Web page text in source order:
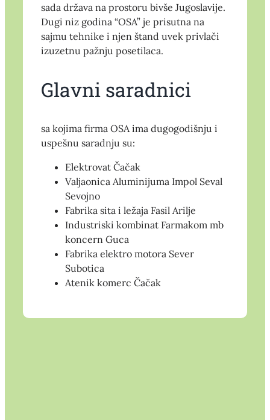
sada država na prostoru bivše Jugoslavije.
Dugi niz godina “OSA” je prisutna na
sajmu tehnike i njen štand uvek privlači
izuzetnu pažnju posetilaca.
Glavni saradnici
sa kojima firma OSA ima dugogodišnju i
uspešnu saradnju su:
Elektrovat Čačak
Valjaonica Aluminijuma Impol Seval
Sevojno
Fabrika sita i ležaja Fasil Arilje
Industriski kombinat Farmakom mb
koncern Guca
Fabrika elektro motora Sever
Subotica
Atenik komerc Čačak